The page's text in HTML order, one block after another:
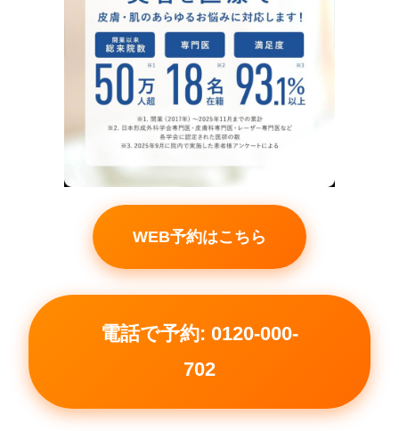
WEB予約はこちら
電話で予約: 0120-000-
702